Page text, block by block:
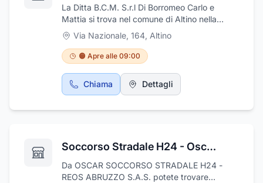
La Ditta B.C.M. S.r.l Di Borromeo Carlo e
Mattia si trova nel comune di Altino nella
provincia di Chieti.Commercializza e monta
porte e finestre.L'attività è a disposizione dei
propri clienti per fornirle le informazioni
necessarie per scegliere il prodotto più adatto
alle proprie esigenze. Venite a trovarci.
Via Nazionale, 164, Altino
🟠 Apre alle 09:00
Chiama Dettagli
Soccorso Stradale H24 - Oscar - Reos Abruzzo S.a.s.
Da OSCAR SOCCORSO STRADALE H24 -
REOS ABRUZZO S.A.S. potete trovare